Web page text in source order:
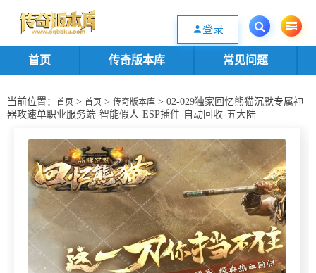
欢迎您光临传奇版本库资源下载站，一个优质的传奇版本源码基地。欢迎选购
登录
首页 传奇版本库 常见问题
当前位置： 首页 > 首页 > 传奇版本库 > 02-029独家回忆熊猫沉默专属神
器攻速单职业服务端-智能假人-ESP插件-自动回收-五大陆